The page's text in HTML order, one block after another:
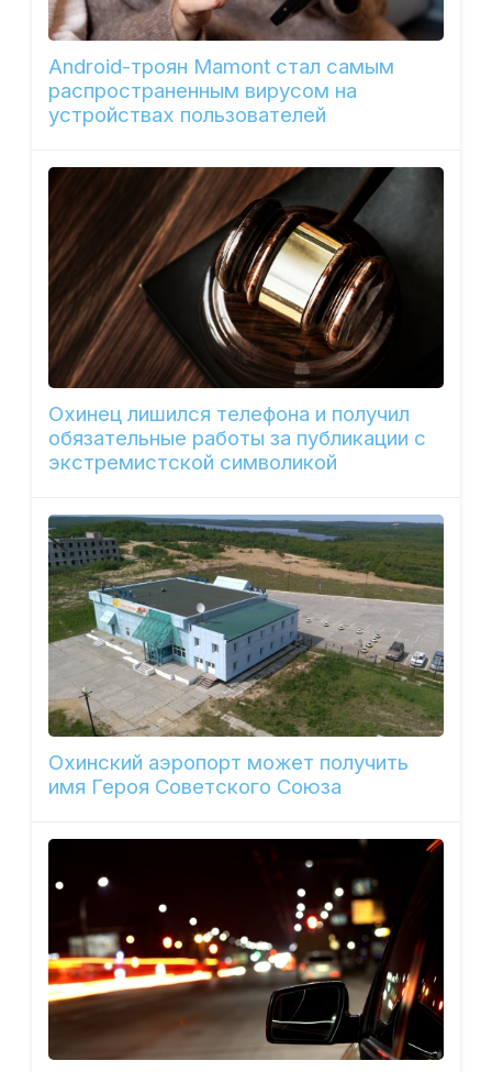
Android-троян Mamont стал самым
распространенным вирусом на
устройствах пользователей
Охинец лишился телефона и получил
обязательные работы за публикации с
экстремистской символикой
Охинский аэропорт может получить
имя Героя Советского Союза